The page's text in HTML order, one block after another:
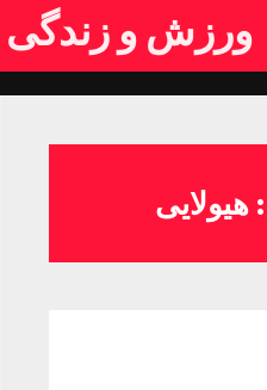
ورزش و زندگی